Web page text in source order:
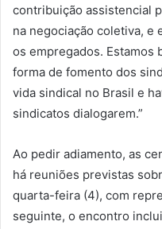
contribuição assistencial
na negociação coletiva, e
os empregados. Estamos
forma de fomento dos
vida sindical no Brasil e
sindicatos dialogarem.”
Ao pedir adiamento, as
há reuniões previstas
quarta-feira (4), com
seguinte, o encontro